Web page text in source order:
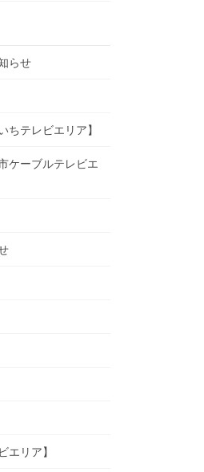
らせ
ちテレビエリア】
ケーブルテレビエ
エリア】